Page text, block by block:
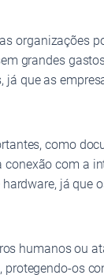
organizações
grandes
já que as
como
conexão com a
já que
humanos ou
os